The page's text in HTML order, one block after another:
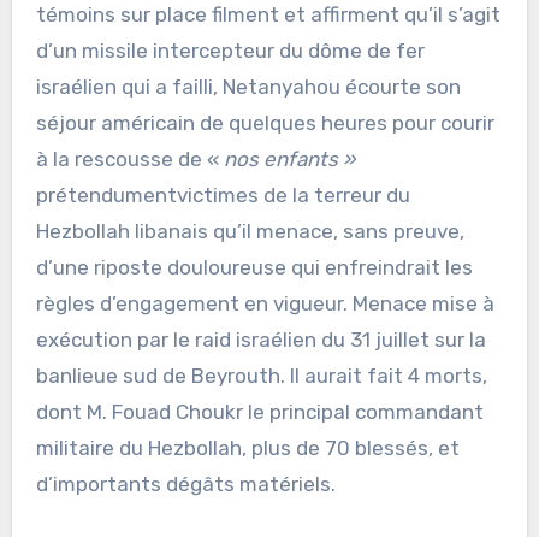
témoins sur place filment et affirment qu’il s’agit
d’un missile intercepteur du dôme de fer
israélien qui a failli, Netanyahou écourte son
séjour américain de quelques heures pour courir
à la rescousse de « nos enfants »
prétendumentvictimes de la terreur du
Hezbollah libanais qu’il menace, sans preuve,
d’une riposte douloureuse qui enfreindrait les
règles d’engagement en vigueur. Menace mise à
exécution par le raid israélien du 31 juillet sur la
banlieue sud de Beyrouth. Il aurait fait 4 morts,
dont M. Fouad Choukr le principal commandant
militaire du Hezbollah, plus de 70 blessés, et
d’importants dégâts matériels.